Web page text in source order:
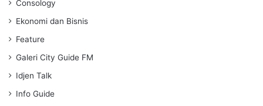
Consology
Ekonomi dan Bisnis
Feature
Galeri City Guide FM
Idjen Talk
Info Guide